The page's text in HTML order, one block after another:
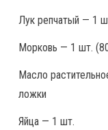
Лук репчатый — 1
Морковь — 1 шт.
Масло
ложки
Яйца — 1 шт.